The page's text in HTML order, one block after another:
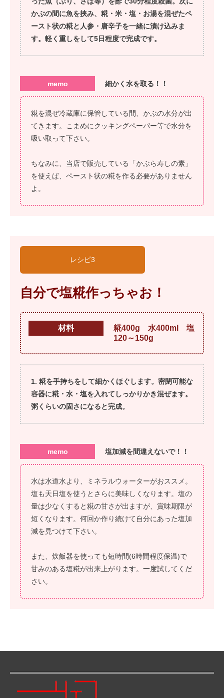
かぶの間に魚を挟み、糀・米・塩・お湯を混ぜたペ
ースト状の糀と人参・唐辛子を一緒に漬け込みま
す。軽く重しをして5日程度で完成です。
memo 細かく水を取る！！
糀を混ぜ冷蔵庫に保管している間、かぶの水分が出
てきます。こまめにクッキングペーパー等で水分を
吸い取って下さい。
ちなみに、当店で販売している「かぶら寿しの素」
を使えば、ペースト状の糀を作る必要がありません
よ。
レシピ3
自分で塩糀作っちゃお！
材料
糀400g 水400ml 塩
120～150g
糀を手持ちをして細かくほぐします。密閉可能な
容器に糀・水・塩を入れてしっかりかき混ぜます。
粥くらいの固さになると完成。
memo 塩加減を間違えないで！！
水は水道水より、ミネラルウォーターがおススメ。
塩も天日塩を使うとさらに美味しくなります。塩の
量は少なくすると糀の甘さが出ますが、賞味期限が
短くなります。何回か作り続けて自分にあった塩加
減を見つけて下さい。
また、炊飯器を使っても短時間(6時間程度保温)で
甘みのある塩糀が出来上がります。一度試してくだ
さい。